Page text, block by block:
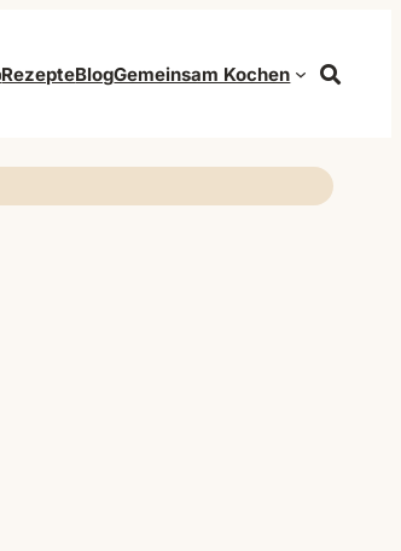
RezepteBlogGemeinsam Kochen Suche